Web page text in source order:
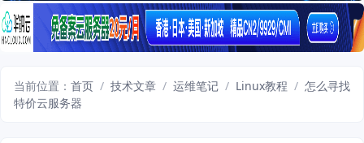
当前位置： 首页 / 技术文章 / 运维笔记 / Linux教程 / 怎么寻找
特价云服务器